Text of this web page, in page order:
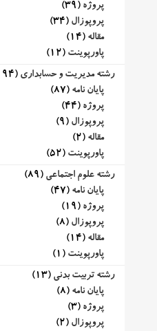
پروژه (39)
پروپوزال (34)
مقاله (14)
پاورپوینت (12)
رشته مدیریت و حسابداری (194)
پایان نامه (87)
پروژه (44)
پروپوزال (9)
مقاله (2)
پاورپوینت (52)
رشته علوم اجتماعی (89)
پایان نامه (47)
پروژه (19)
پروپوزال (8)
مقاله (14)
پاورپوینت (1)
رشته تربیت بدنی (13)
پایان نامه (8)
پروژه (3)
پروپوزال (2)